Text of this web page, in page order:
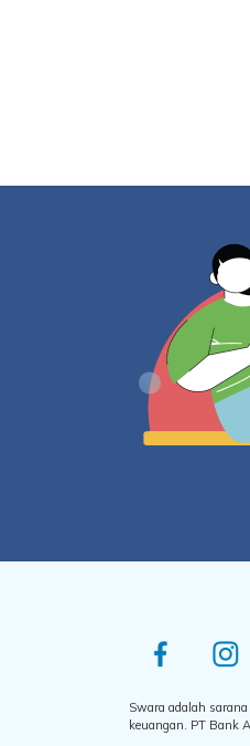
Swara adalah
keuangan. PT Bank